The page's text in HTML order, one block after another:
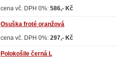
cena vč. DPH 0%: 586,- Kč
Osuška froté oranžová
cena vč. DPH 0%: 297,- Kč
Polokošile černá L